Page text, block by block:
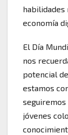
habilidades
economía
El Día
nos
potencial
estamos
jóvenes